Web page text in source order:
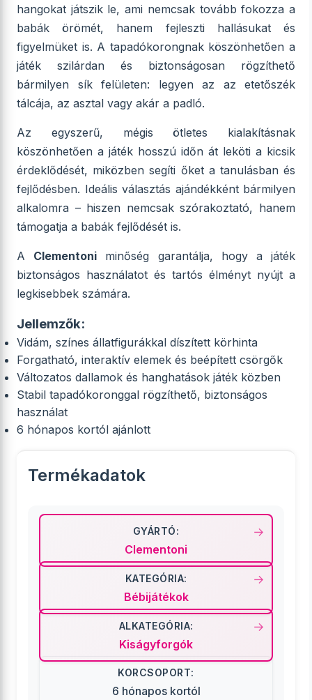
hangokat játszik le, ami nemcsak tovább fokozza a
babák örömét, hanem fejleszti hallásukat és
figyelmüket is. A tapadókorongnak köszönhetően a
játék szilárdan és biztonságosan rögzíthető
bármilyen sík felületen: legyen az az etetőszék
tálcája, az asztal vagy akár a padló.
Az egyszerű, mégis ötletes kialakításnak
köszönhetően a játék hosszú időn át leköti a kicsik
érdeklődését, miközben segíti őket a tanulásban és
fejlődésben. Ideális választás ajándékként bármilyen
alkalomra – hiszen nemcsak szórakoztató, hanem
támogatja a babák fejlődését is.
A Clementoni minőség garantálja, hogy a játék
biztonságos használatot és tartós élményt nyújt a
legkisebbek számára.
Jellemzők:
Vidám, színes állatfigurákkal díszített körhinta
Forgatható, interaktív elemek és beépített csörgők
Változatos dallamok és hanghatások játék közben
Stabil tapadókoronggal rögzíthető, biztonságos
használat
6 hónapos kortól ajánlott
Termékadatok
GYÁRTÓ:
Clementoni
KATEGÓRIA:
Bébijátékok
ALKATEGÓRIA:
Kiságyforgók
KORCSOPORT:
6 hónapos kortól